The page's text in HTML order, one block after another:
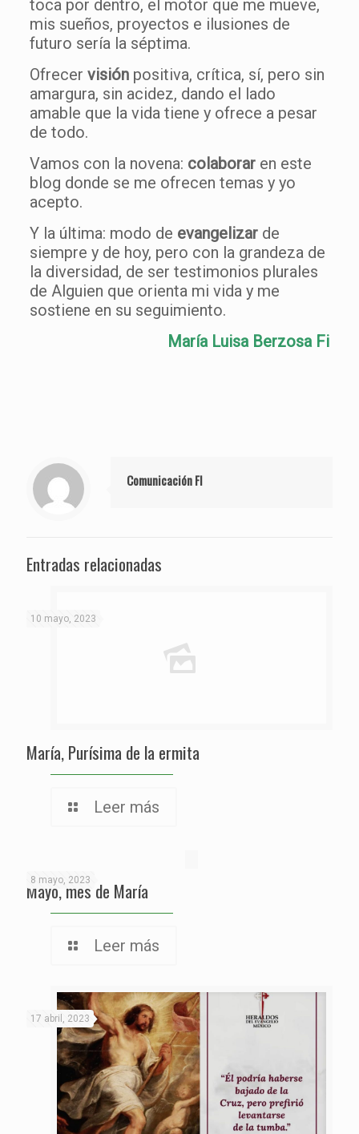
toca por dentro, el motor que me mueve,
mis sueños, proyectos e ilusiones de
futuro sería la séptima.
Ofrecer visiónpositiva, crítica, sí, pero sin
amargura, sin acidez, dando el lado
amable que la vida tiene y ofrece a pesar
de todo.
Vamos con la novena: colaboraren este
blog donde se me ofrecen temas y yo
acepto.
Y la última: modo de evangelizarde
siempre y de hoy, pero con la grandeza de
la diversidad, de ser testimonios plurales
de Alguien que orienta mi vida y me
sostiene en su seguimiento.
María Luisa Berzosa Fi
Comunicación FI
Entradas relacionadas
10 mayo, 2023
María, Purísima de la ermita
Leer más
8 mayo, 2023
Mayo, mes de María
Leer más
17 abril, 2023